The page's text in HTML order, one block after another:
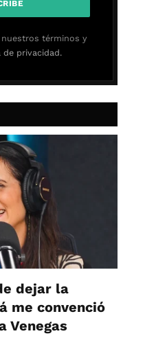
términos y
de privacidad.
dejar la
me convenció
Venegas